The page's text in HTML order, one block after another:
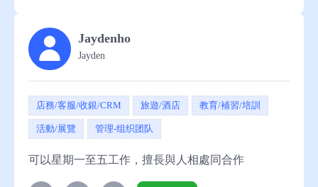
Jaydenho
Jayden
店務/客服/收銀/CRM 旅遊/酒店 教育/補習/培訓
活動/展覽 管理-组织团队
可以星期一至五工作，擅長與人相處同合作